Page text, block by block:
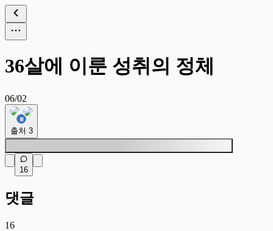
36살에 이룬 성취의 정체
06/02
출처 3
16
댓글
16